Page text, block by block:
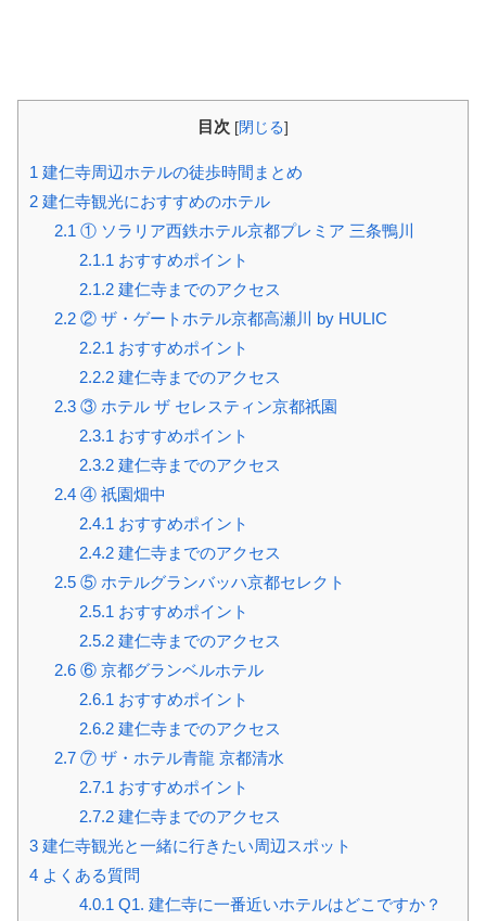
目次 [閉じる]
1 建仁寺周辺ホテルの徒歩時間まとめ
2 建仁寺観光におすすめのホテル
2.1 ① ソラリア西鉄ホテル京都プレミア 三条鴨川
2.1.1 おすすめポイント
2.1.2建仁寺までのアクセス
2.2② ザ・ゲートホテル京都高瀬川 by HULIC
2.2.1 おすすめポイント
2.2.2建仁寺までのアクセス
2.3③ ホテル ザ セレスティン京都祇園
2.3.1 おすすめポイント
2.3.2建仁寺までのアクセス
2.4④ 祇園畑中
2.4.1 おすすめポイント
2.4.2建仁寺までのアクセス
2.5⑤ ホテルグランバッハ京都セレクト
2.5.1 おすすめポイント
2.5.2建仁寺までのアクセス
2.6⑥ 京都グランベルホテル
2.6.1 おすすめポイント
2.6.2建仁寺までのアクセス
2.7⑦ ザ・ホテル青龍 京都清水
2.7.1 おすすめポイント
2.7.2建仁寺までのアクセス
3 建仁寺観光と一緒に行きたい周辺スポット
4 よくある質問
4.0.1 Q1. 建仁寺に一番近いホテルはどこですか？